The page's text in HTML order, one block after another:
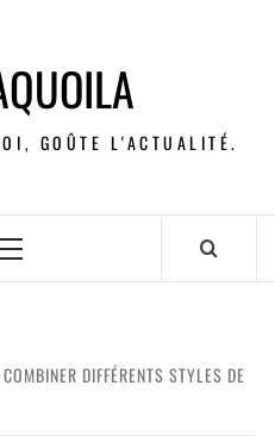
GOÛTE L'ACTUALITÉ.
DIFFÉRENTS STYLES DE